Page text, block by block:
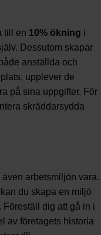
till en 10% ökning i
Dessutom skapar
anställda och
upplever de
på sina uppgifter. För
skräddarsydda
arbetsmiljön vara.
du skapa en miljö
Föreställ dig att gå in i
av företagets historia